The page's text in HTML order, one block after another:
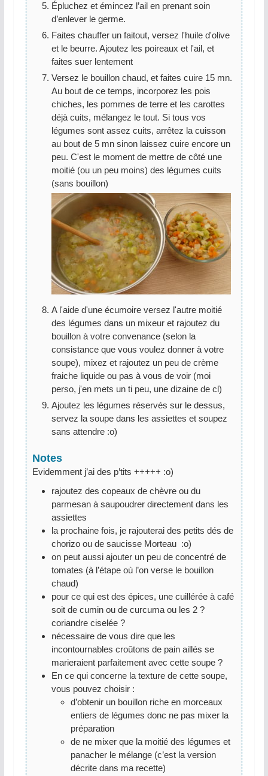
Épluchez et émincez l’ail en prenant soin
d’enlever le germe.
Faites chauffer un faitout, versez l'huile d'olive
et le beurre. Ajoutez les poireaux et l'ail, et
faites suer lentement
Versez le bouillon chaud, et faites cuire 15 mn.
Au bout de ce temps, incorporez les pois
chiches, les pommes de terre et les carottes
déjà cuits, mélangez le tout. Si tous vos
légumes sont assez cuits, arrêtez la cuisson
au bout de 5 mn sinon laissez cuire encore un
peu. C'est le moment de mettre de côté une
moitié (ou un peu moins) des légumes cuits
(sans bouillon)
A l'aide d'une écumoire versez l'autre moitié
des légumes dans un mixeur et rajoutez du
bouillon à votre convenance (selon la
consistance que vous voulez donner à votre
soupe), mixez et rajoutez un peu de crème
fraiche liquide ou pas à vous de voir (moi
perso, j'en mets un ti peu, une dizaine de cl)
Ajoutez les légumes réservés sur le dessus,
servez la soupe dans les assiettes et soupez
sans attendre :o)
Notes
Evidemment j’ai des p’tits +++++ :o)
rajoutez des copeaux de chèvre ou du
parmesan à saupoudrer directement dans les
assiettes
la prochaine fois, je rajouterai des petits dés de
chorizo ou de saucisse Morteau :o)
on peut aussi ajouter un peu de concentré de
tomates (à l’étape où l’on verse le bouillon
chaud)
pour ce qui est des épices, une cuillérée à café
soit de cumin ou de curcuma ou les 2 ?
coriandre ciselée ?
nécessaire de vous dire que les
incontournables croûtons de pain aillés se
marieraient parfaitement avec cette soupe ?
En ce qui concerne la texture de cette soupe,
vous pouvez choisir :
d’obtenir un bouillon riche en morceaux
entiers de légumes donc ne pas mixer la
préparation
de ne mixer que la moitié des légumes et
panacher le mélange (c’est la version
décrite dans ma recette)